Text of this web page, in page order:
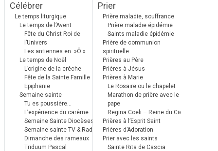
Célébrer
Le temps liturgique
Le temps de l’Avent
Fête du Christ Roi de
l’Univers
Les antiennes en »Ô »
Le temps de Noël
L’origine de la crèche
Fête de la Sainte Famille
Epiphanie
Semaine sainte
Tu es poussière…
L’expérience du carême
Semaine Sainte Diocèses
Semaine sainte TV & Radio
Dimanche des rameaux
Triduum Pascal
Prier
Prière maladie, souffrance
Prière maladie épidémie
Saints maladie épidémie
Prière de communion
spirituelle
Prières au Père
Prières à Jésus
Prières à Marie
Le Rosaire ou le chapelet
Marathon de prière avec le
pape
Regina Coeli – Reine du Ciel
Prières à l’Esprit Saint
Prières d’Adoration
Prier avec les saints
Sainte Rita de Cascia